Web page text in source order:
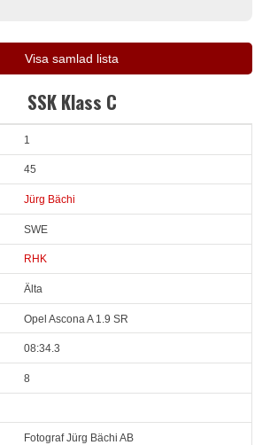
Visa samlad lista
SSK Klass C
1
45
Jürg Bächi
SWE
RHK
Älta
Opel Ascona A 1.9 SR
08:34.3
8
Fotograf Jürg Bächi AB